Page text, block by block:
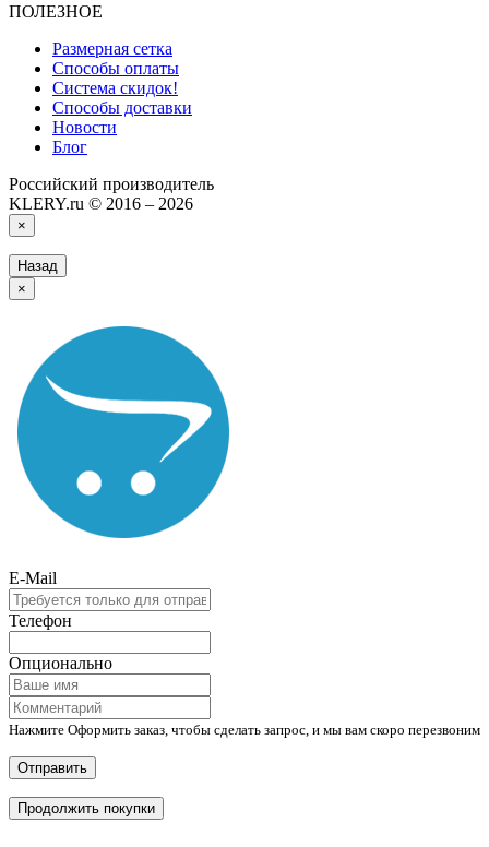
ПОЛЕЗНОЕ
Размерная сетка
Способы оплаты
Система скидок!
Способы доставки
Новости
Блог
Российский производитель
KLERY.ru © 2016 – 2026
×
Назад
×
E-Mail
Телефон
Опционально
Нажмите Оформить заказ, чтобы сделать запрос, и мы вам скоро перезвоним
Отправить
Продолжить покупки